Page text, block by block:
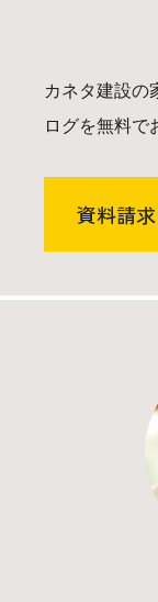
カネタ建設の
ログを無料で
資料請